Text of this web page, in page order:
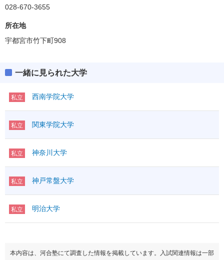
028-670-3655
所在地
宇都宮市竹下町908
一緒に見られた大学
私立 西南学院大学
私立 関東学院大学
私立 神奈川大学
私立 神戸常盤大学
私立 明治大学
本内容は、河合塾にて調査した情報を掲載しています。入試関連情報は一部